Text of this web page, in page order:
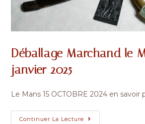
Déballage Marchand le
janvier 2025
Le Mans 15 OCTOBRE 2024 en savoir
Continuer La Lecture Déballage